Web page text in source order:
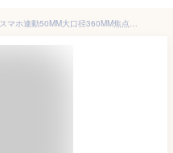
天体望遠鏡天体観測90高倍率望遠鏡スマホ連動50MM大口径360MM焦点距離長さ45CM高さ約35CMポータビリティ調節可能な三脚天体観測星座スマホ撮影組立て簡単初心者子供用入門機月見プレゼン…